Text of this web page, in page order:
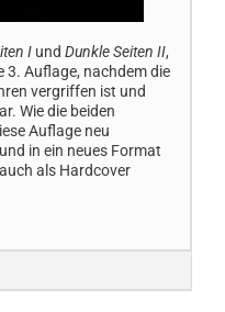
I und Dunkle Seiten II,
3. Auflage, nachdem die
vergriffen ist und
Wie die beiden
Auflage neu
in ein neues Format
als Hardcover